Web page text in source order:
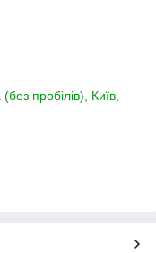
пробілів), Київ,